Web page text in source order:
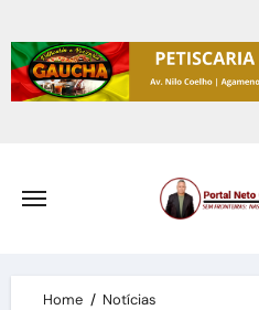
to
content
Home
Notícias